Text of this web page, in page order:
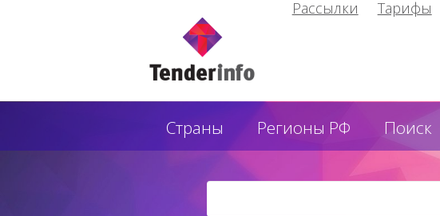
Рассылки Тарифы
Страны Регионы РФ Поиск